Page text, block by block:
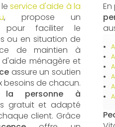
leservice d'aide à la
, propose un
pour faciliter le
ou en situation de
de maintien à
ménagère et
assure un soutien
besoins de chacun.
personne à
gratuit et adapté
client. Grâce